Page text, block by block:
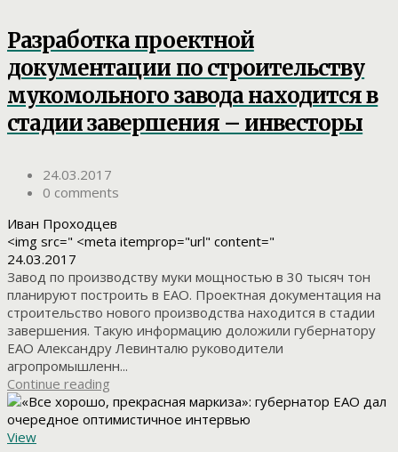
Разработка проектной
документации по строительству
мукомольного завода находится в
стадии завершения – инвесторы
24.03.2017
0 comments
Иван Проходцев
<img src=" <meta itemprop="url" content="
24.03.2017
Завод по производству муки мощностью в 30 тысяч тон
планируют построить в ЕАО. Проектная документация на
строительство нового производства находится в стадии
завершения. Такую информацию доложили губернатору
ЕАО Александру Левинталю руководители
агропромышленн...
Continue reading
View